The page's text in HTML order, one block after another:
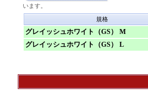
います。
規格
グレイッシュホワイト（GS） M
グレイッシュホワイト（GS） L